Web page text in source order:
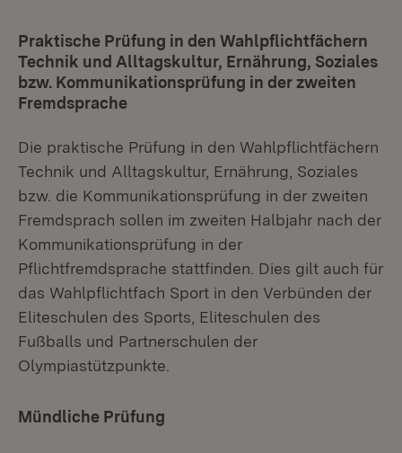
Praktische Prüfung in den Wahlpflichtfächern
Technik und Alltagskultur, Ernährung, Soziales
bzw. Kommunikationsprüfung in der zweiten
Fremdsprache
Die praktische Prüfung in den Wahlpflichtfächern
Technik und Alltagskultur, Ernährung, Soziales
bzw. die Kommunikationsprüfung in der zweiten
Fremdsprach sollen im zweiten Halbjahr nach der
Kommunikationsprüfung in der
Pflichtfremdsprache stattfinden. Dies gilt auch für
das Wahlpflichtfach Sport in den Verbünden der
Eliteschulen des Sports, Eliteschulen des
Fußballs und Partnerschulen der
Olympiastützpunkte.
Mündliche Prüfung